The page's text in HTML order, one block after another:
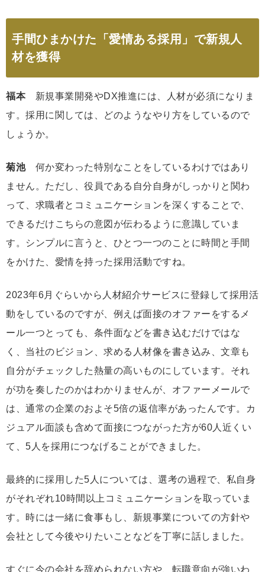
手間ひまかけた「愛情ある採用」で新規人
材を獲得
福本新規事業開発やDX推進には、人材が必須になりま
す。採用に関しては、どのようなやり方をしているので
しょうか。
菊池何か変わった特別なことをしているわけではあり
ません。ただし、役員である自分自身がしっかりと関わ
って、求職者とコミュニケーションを深くすることで、
できるだけこちらの意図が伝わるように意識していま
す。シンプルに言うと、ひとつ一つのことに時間と手間
をかけた、愛情を持った採用活動ですね。
2023年6月ぐらいから人材紹介サービスに登録して採用活
動をしているのですが、例えば面接のオファーをするメ
ール一つとっても、条件面などを書き込むだけではな
く、当社のビジョン、求める人材像を書き込み、文章も
自分がチェックした熱量の高いものにしています。それ
が功を奏したのかはわかりませんが、オファーメールで
は、通常の企業のおよそ5倍の返信率があったんです。カ
ジュアル面談も含めて面接につながった方が60人近くい
て、5人を採用につなげることができました。
最終的に採用した5人については、選考の過程で、私自身
がそれぞれ10時間以上コミュニケーションを取っていま
す。時には一緒に食事もし、新規事業についての方針や
会社として今後やりたいことなどを丁寧に話しました。
すぐに今の会社を辞められない方や、転職意向が強いわ